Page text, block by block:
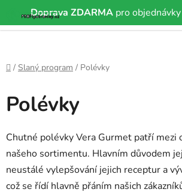
Doprava ZDARMA pro
Přejít
Domů
/ Slaný program / Polévky
Polévky
Chutné polévky Vera Gurmet patří mezi
našeho sortimentu. Hlavním důvodem
neustálé vylepšování jejich receptur a
což se řídí hlavně přáním našich